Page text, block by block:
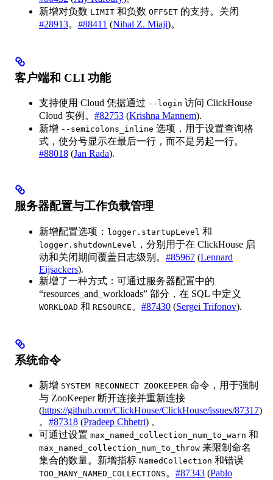
新增对负数 LIMIT 和负数 OFFSET 的支持。关闭
#28913。 #88411 (Nihal Z. Miaji)。
客户端和 CLI 功能
支持使用 Cloud 凭据通过 --login 访问 ClickHouse
Cloud 实例。 #82753 (Krishna Mannem).
新增 --semicolons_inline 选项，用于设置查询格
式，使分号显示在最后一行，而不是另起一行。
#88018 (Jan Rada).
服务器配置与工作负载管理
新增配置选项： logger.startupLevel 和
logger.shutdownLevel
，分别用于在 ClickHouse 启
动和关闭期间覆盖日志级别。 #85967 (Lennard
Eijsackers).
新增了一种方式：可通过服务器配置中的
“resources_and_workloads” 部分，在 SQL 中定义
WORKLOAD 和 RESOURCE 。 #87430 (Sergei Trifonov).
系统命令
新增 SYSTEM RECONNECT ZOOKEEPER 命令，用于强制
与 ZooKeeper 断开连接并重新连接
(https://github.com/ClickHouse/ClickHouse/issues/87317)
。 #87318 (Pradeep Chhetri) 。
可通过设置 max_named_collection_num_to_warn 和
max_named_collection_num_to_throw 来限制命名
集合的数量。新增指标 NamedCollection 和错误
TOO_MANY_NAMED_COLLECTIONS 。 #87343 (Pablo